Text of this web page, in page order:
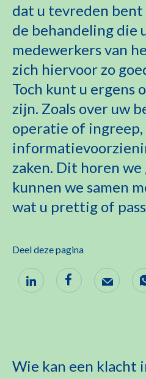
dat u tevreden bent
de behandeling die
medewerkers van
zich hiervoor zo
Toch kunt u ergens
zijn. Zoals over uw
operatie of ingreep,
zaken. Dit horen we
kunnen we samen
wat u prettig of
Deel deze pagina
Wie kan een klacht